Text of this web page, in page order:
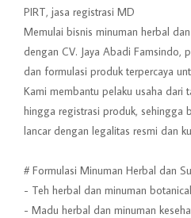
PIRT, jasa registrasi MD
Memulai bisnis minuman herbal
dengan CV. Jaya Abadi Famsindo,
dan formulasi produk terpercaya
Kami membantu pelaku usaha dari
hingga registrasi produk, sehingga
lancar dengan legalitas resmi dan
# Formulasi Minuman Herbal dan
- Teh herbal dan minuman
- Madu herbal dan minuman